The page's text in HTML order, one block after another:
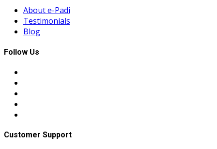
About e-Padi
Testimonials
Blog
Follow Us
Customer Support